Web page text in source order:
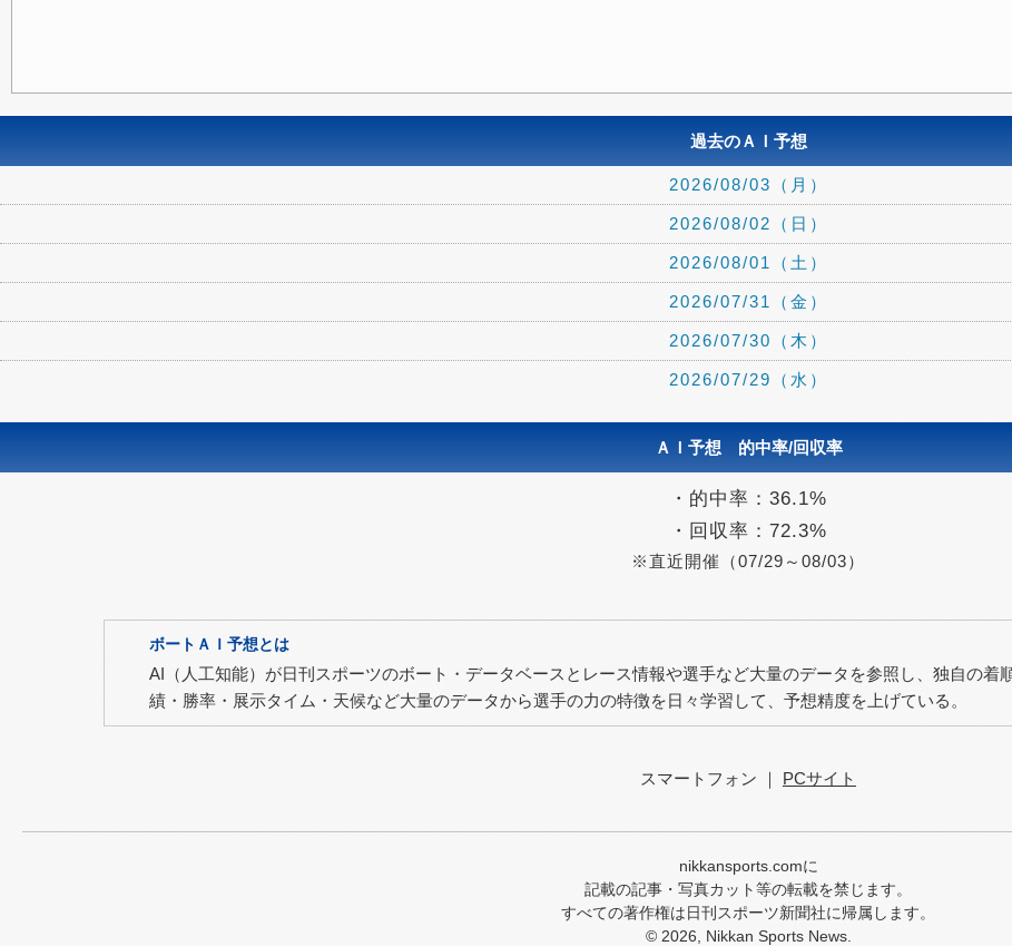
過去のＡＩ予想
2026/08/03（月）
2026/08/02（日）
2026/08/01（土）
2026/07/31（金）
2026/07/30（木）
2026/07/29（水）
2026/07/24（金）
2026/07/23（木）
2026/07/22（水）
2026/07/21（火）
2026/07/20（月）
2026/07/14（火）
2026/07/13（月）
2026/07/12（日）
2026/07/06（月）
2026/07/05（日）
ＡＩ予想 的中率/回収率
・的中率： 36.1%
・回収率： 72.3%
※直近開催（07/29～08/03）
ボートＡＩ予想とは
AI（人工知能）が日刊スポーツのボート・データベースとレース情報や選手など大量のデータを参照し、独自の着
績・勝率・展示タイム・天候など大量のデータから選手の力の特徴を日々学習して、予想精度を上げている。
スマートフォン ｜ PCサイト
nikkansports.comに
記載の記事・写真カット等の転載を禁じます。
すべての著作権は日刊スポーツ新聞社に帰属します。
© 2026, Nikkan Sports News.